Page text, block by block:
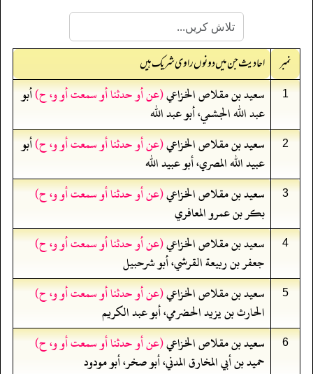
نمبر احادیث جن میں دونوں راوی شریک ہیں
1 سعيد بن مقلاص الخزاعي(عن أو حدثنا أو سمعت أو و، ح)أبو
عبد الله الجشمي، أبو عبد الله
2 سعيد بن مقلاص الخزاعي(عن أو حدثنا أو سمعت أو و، ح)أبو
عبيد الله المصري، أبو عبيد الله
3 سعيد بن مقلاص الخزاعي(عن أو حدثنا أو سمعت أو و، ح)
بكر بن عمرو المعافري
4 سعيد بن مقلاص الخزاعي(عن أو حدثنا أو سمعت أو و، ح)
جعفر بن ربيعة القرشي، أبو شرحبيل
5 سعيد بن مقلاص الخزاعي(عن أو حدثنا أو سمعت أو و، ح)
الحارث بن يزيد الحضرمي، أبو عبد الكريم
6 سعيد بن مقلاص الخزاعي(عن أو حدثنا أو سمعت أو و، ح)
حميد بن أبي المخارق المدني، أبو صخر، أبو مودود